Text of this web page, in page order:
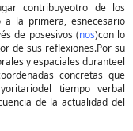
contribuyeotro de los
a la primera, esnecesario
de posesivos (nos)con lo
de sus reflexiones.Por su
y espaciales duranteel
concretas que
tiempo verbal
de la actualidad del